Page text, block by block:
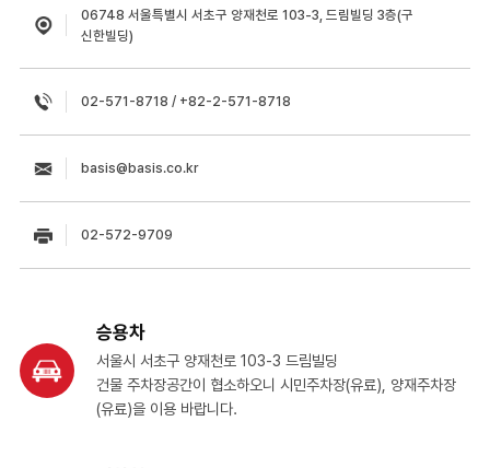
06748 서울특별시 서초구 양재천로 103-3, 드림빌딩 3층(구
신한빌딩)
02-571-8718 / +82-2-571-8718
basis@basis.co.kr
02-572-9709
승용차
서울시 서초구 양재천로 103-3 드림빌딩
건물 주차장공간이 협소하오니 시민주차장(유료), 양재주차장
(유료)을 이용 바랍니다.